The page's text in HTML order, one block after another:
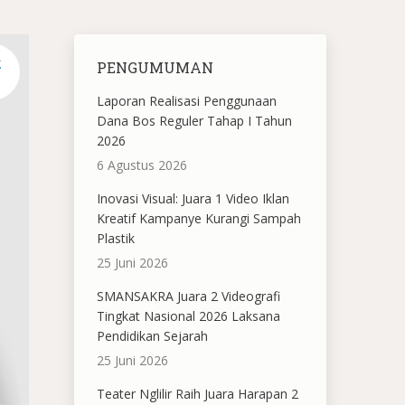
PENGUMUMAN
Laporan Realisasi Penggunaan
Dana Bos Reguler Tahap I Tahun
2026
6 Agustus 2026
Inovasi Visual: Juara 1 Video Iklan
Kreatif Kampanye Kurangi Sampah
Plastik
25 Juni 2026
SMANSAKRA Juara 2 Videografi
Tingkat Nasional 2026 Laksana
Pendidikan Sejarah
25 Juni 2026
Teater Nglilir Raih Juara Harapan 2